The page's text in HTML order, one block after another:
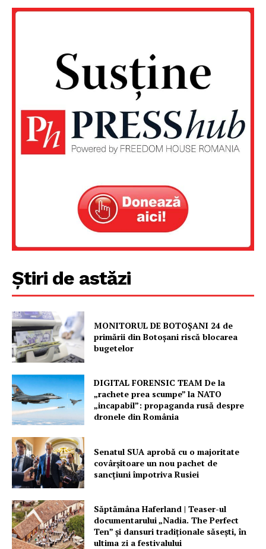
Un proiect
FREEDOM HOUSE ROMÂNIA
PRESShub
Despre noi / Echipa
Rețea
Contact
Știri de astăzi
MONITORUL DE BOTOȘANI 24 de
primării din Botoșani riscă blocarea
bugetelor
DIGITAL FORENSIC TEAM De la
„rachete prea scumpe” la NATO
„incapabil”: propaganda rusă despre
dronele din România
Senatul SUA aprobă cu o majoritate
covârșitoare un nou pachet de
sancțiuni împotriva Rusiei
Săptămâna Haferland | Teaser-ul
documentarului „Nadia. The Perfect
Ten” şi dansuri tradiţionale săseşti, în
ultima zi a festivalului